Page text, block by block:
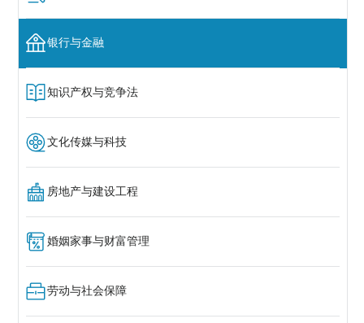
银行与金融
知识产权与竞争法
文化传媒与科技
房地产与建设工程
婚姻家事与财富管理
劳动与社会保障